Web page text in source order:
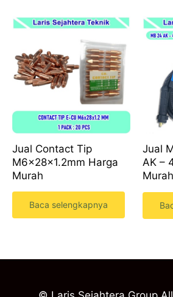
Jual Contact Tip
M6x28x1.2mm Harga
Murah
Baca selengkapnya
Jual
AK –
Murah